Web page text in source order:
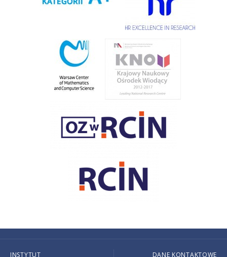
INSTYTUT DANE KONTAKTOWE